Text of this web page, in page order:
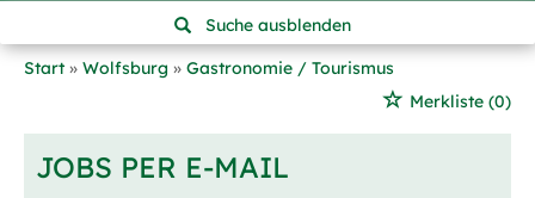
Suche ausblenden
Start
Wolfsburg
Gastronomie / Tourismus
Merkliste (0)
JOBS PER E-MAIL